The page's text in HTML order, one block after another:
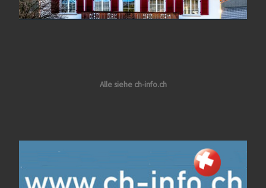
Alle siehe ch-info.ch